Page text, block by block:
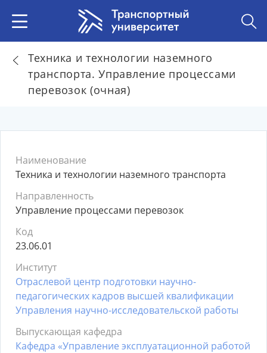
Техника и технологии наземного
транспорта. Управление процессами
перевозок (очная)
Наименование
Техника и технологии наземного транспорта
Направленность
Управление процессами перевозок
Код
23.06.01
Институт
Отраслевой центр подготовки научно-
педагогических кадров высшей квалификации
Управления научно-исследовательской работы
Выпускающая кафедра
Кафедра «Управление эксплуатационной работой